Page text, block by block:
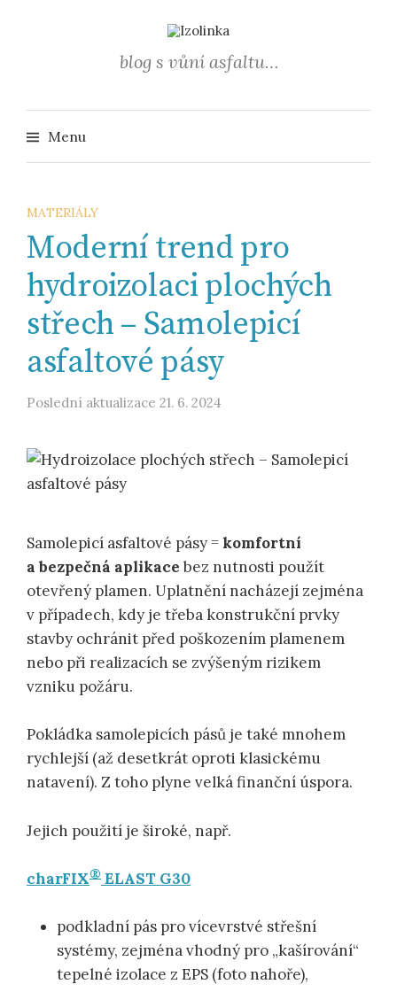
blog s vůní asfaltu…
Menu
MATERIÁLY
Moderní trend pro
hydroizolaci plochých
střech – Samolepicí
asfaltové pásy
Poslední aktualizace 21. 6. 2024
Samolepicí asfaltové pásy = komfortní
a bezpečná aplikace bez nutnosti použít
otevřený plamen. Uplatnění nacházejí zejména
v případech, kdy je třeba konstrukční prvky
stavby ochránit před poškozením plamenem
nebo při realizacích se zvýšeným rizikem
vzniku požáru.
Pokládka samolepicích pásů je také mnohem
rychlejší (až desetkrát oproti klasickému
natavení). Z toho plyne velká finanční úspora.
Jejich použití je široké, např.
charFIX® ELAST G30
podkladní pás pro vícevrstvé střešní
systémy, zejména vhodný pro „kašírování“
tepelné izolace z EPS (foto nahoře),